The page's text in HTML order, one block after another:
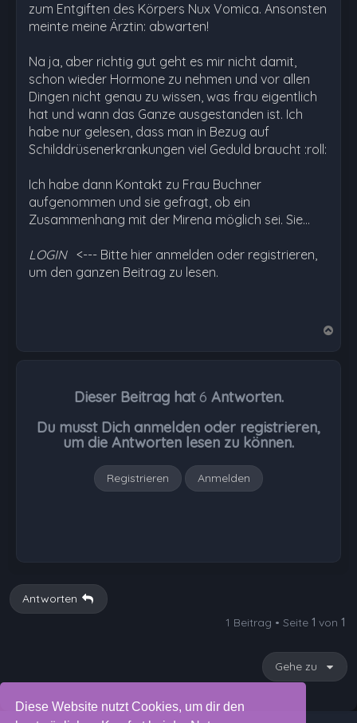
Diese Website nutzt Cookies, um dir den
zum Entgiften des Körpers Nux Vomica. Ansonsten
meinte meine Ärztin: abwarten!
Na ja, aber richtig gut geht es mir nicht damit,
schon wieder Hormone zu nehmen und vor allen
Dingen nicht genau zu wissen, was frau eigentlich
hat und wann das Ganze ausgestanden ist. Ich
habe nur gelesen, dass man in Bezug auf
Schilddrüsenerkrankungen viel Geduld braucht :roll:
Ich habe dann Kontakt zu Frau Buchner
aufgenommen und sie gefragt, ob ein
Zusammenhang mit der Mirena möglich sei. Sie…
LOGIN <--- Bitte hier anmelden oder registrieren,
um den ganzen Beitrag zu lesen.
Dieser Beitrag hat6 Antworten.
Du musst Dich anmelden oder registrieren,
um die Antworten lesen zu können.
Registrieren Anmelden
Antworten
1 Beitrag • Seite 1 von 1
Gehe zu